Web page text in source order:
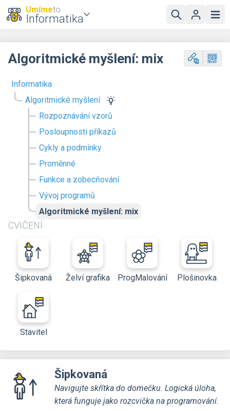
Umímeto
Informatika
Informatika
Algoritmické myšlení
Rozpoznávání vzorů
Posloupnosti příkazů
Cykly a podmínky
Proměnné
Funkce a zobecňování
Vývoj programů
Algoritmické myšlení: mix
CVIČENÍ
Šipkovaná Želví grafika ProgMalování Plošinovka
Stavitel
Algoritmické myšlení: mix
Šipkovaná
Navigujte skřítka do domečku. Logická úloha,
která funguje jako rozcvička na programování.